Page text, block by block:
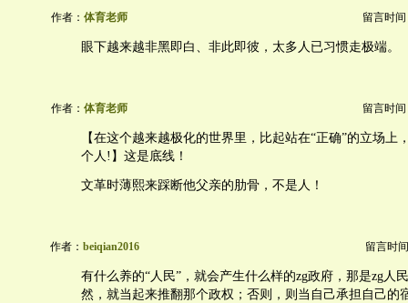
作者： 体育老师 留言时间
眼下越来越非黑即白、非此即彼，太多人已习惯走极端。
作者： 体育老师 留言时间
【在这个越来越极化的世界里，比起站在“正确”的立场上
个人!】这是底线！
文革时薄熙来踩断他父亲的肋骨，不是人！
作者： beiqian2016 留言时
有什么养的“人民”，就会产生什么样的zg政府，那是zg人
然，就当起来推翻那个政权；否则，则当自己承担自己的